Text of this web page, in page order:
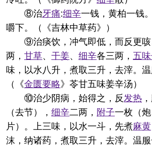
⑧治牙痛:细辛一钱，黄柏一钱
嚼下。（《吉林中草药》）
⑨治痰饮，冲气即低，而反更
两， 甘草、 干姜、 细辛各三两， 五
味，以水八升，煮取三升，去滓。温
（《金匮要略》苓甘五味姜辛汤）
⑩治少阴病，始得之，反 发热
（去节）， 细辛二两， 附子一枚（
片）。上三味，以水一斗，先煮麻黄
沫，纳诸药，煮取三升，去滓。温服